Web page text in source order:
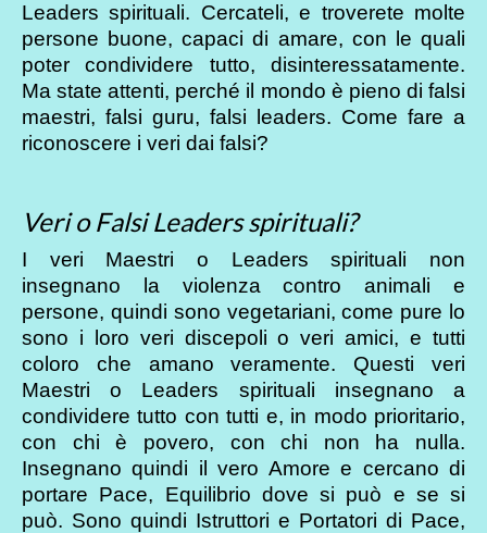
Leaders spirituali. Cercateli, e troverete molte
persone buone, capaci di amare, con le quali
poter condividere tutto, disinteressatamente.
Ma state attenti, perché il mondo è pieno di falsi
maestri, falsi guru, falsi leaders. Come fare a
riconoscere i veri dai falsi?
Veri o Falsi Leaders spirituali?
I veri Maestri o Leaders spirituali non
insegnano la violenza contro animali e
persone, quindi sono vegetariani, come pure lo
sono i loro veri discepoli o veri amici, e tutti
coloro che amano veramente. Questi veri
Maestri o Leaders spirituali insegnano a
condividere tutto con tutti e, in modo prioritario,
con chi è povero, con chi non ha nulla.
Insegnano quindi il vero Amore e cercano di
portare Pace, Equilibrio dove si può e se si
può. Sono quindi Istruttori e Portatori di Pace,